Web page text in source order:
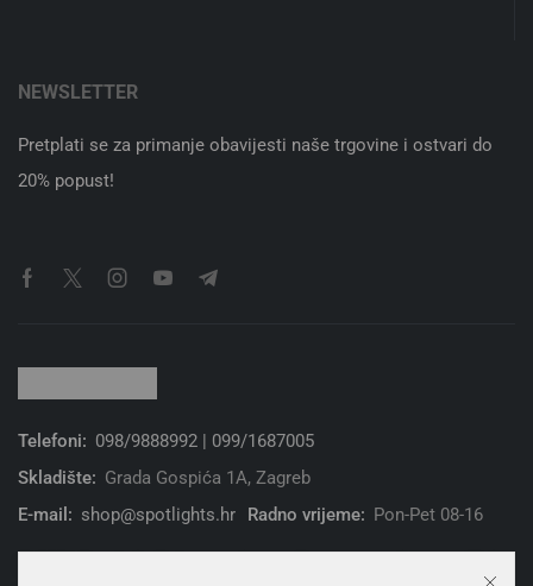
NEWSLETTER
Pretplati se za primanje obavijesti naše trgovine i ostvari do
20% popust!
Telefoni: 098/9888992 | 099/1687005
Skladište: Grada Gospića 1A, Zagreb
E-mail: shop@spotlights.hr Radno vrijeme: Pon-Pet 08-16